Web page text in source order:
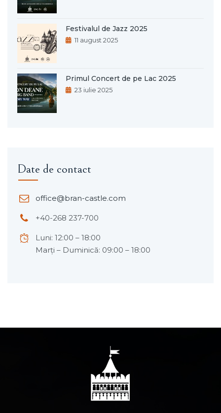
Festivalul de Jazz 2025
11 august 2025
Primul Concert de pe Lac 2025
23 iulie 2025
Date de contact
office@bran-castle.com
+40-268 237-700
Luni: 12:00 – 18:00
Marți – Duminică: 09:00 – 18:00